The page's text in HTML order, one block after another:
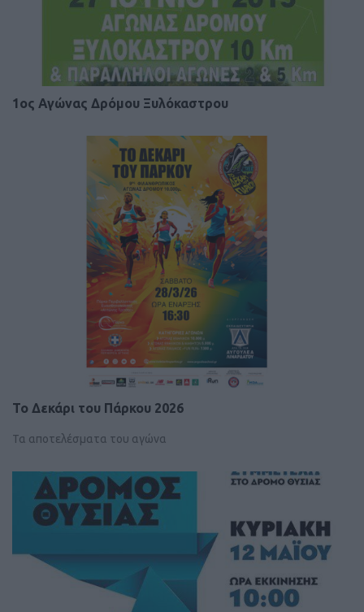
1ος Αγώνας Δρόμου Ξυλόκαστρου
Το Δεκάρι του Πάρκου 2026
Τα αποτελέσματα του αγώνα